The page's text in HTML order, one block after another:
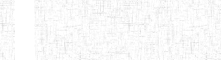
Denomination
Type